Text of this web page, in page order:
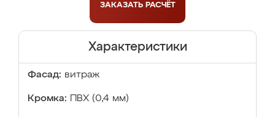
ЗАКАЗАТЬ РАСЧЁТ
Характеристики
Фасад: витраж
Кромка: ПВХ (0,4 мм)